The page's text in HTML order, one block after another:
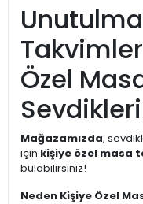
Özel
Mağazamızda,
için kişiye özel masa
bulabilirsiniz!
Neden Kişiye Özel